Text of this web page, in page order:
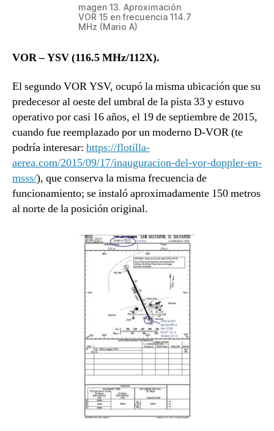
magen 13. Aproximación
VOR 15 en frecuencia 114.7
MHz (Mario A)
VOR – YSV (116.5 MHz/112X).
El segundo VOR YSV, ocupó la misma ubicación que su
predecesor al oeste del umbral de la pista 33 y estuvo
operativo por casi 16 años, el 19 de septiembre de 2015,
cuando fue reemplazado por un moderno D-VOR (te
podría interesar: https://flotilla-
aerea.com/2015/09/17/inauguracion-del-vor-doppler-en-
msss/), que conserva la misma frecuencia de
funcionamiento; se instaló aproximadamente 150 metros
al norte de la posición original.